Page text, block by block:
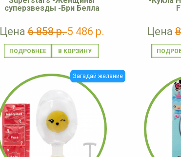
суперзвезды -Бри Белла
Цена6 858 р.5 486 р.
ПОДРОБНЕЕ
Цена
Загадай желание